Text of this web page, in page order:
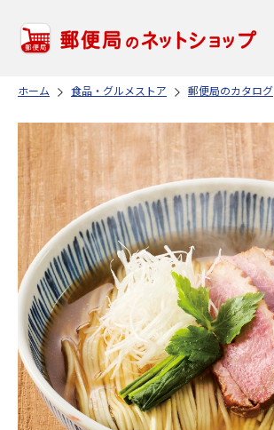
ホーム 食品・グルメストア 郵便局のカタログ